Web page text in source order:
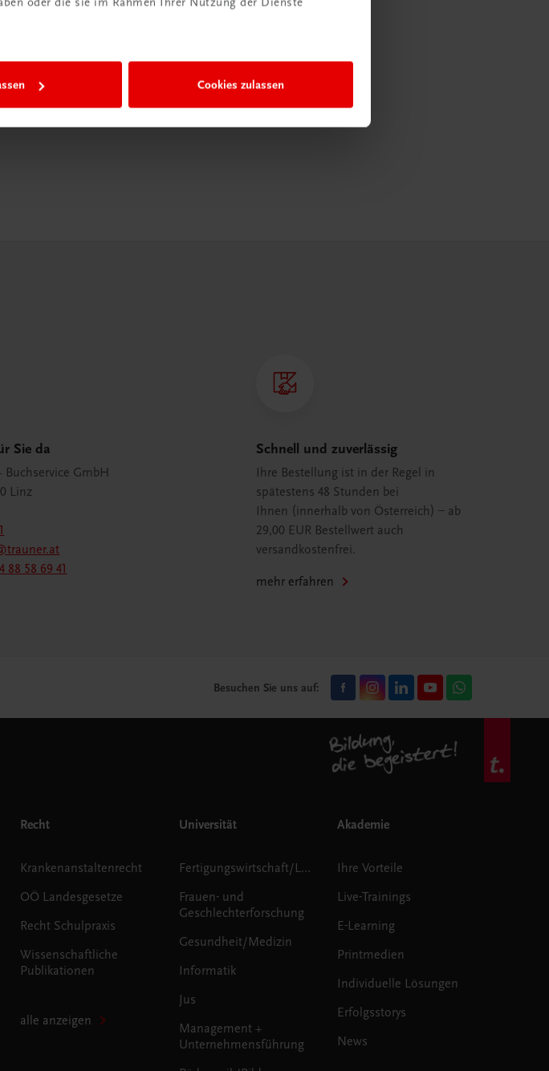
Cookies zulassen
Sie da
Buchservice GmbH
Linz
88 58 69 41
Schnell und zuverlässig
Ihre Bestellung ist in der Regel in
spätestens 48 Stunden bei
Ihnen (innerhalb von Österreich) – ab
29,00 EUR Bestellwert auch
versandkostenfrei.
mehr erfahren
Besuchen Sie uns auf:
Recht
Krankenanstaltenrecht
OÖ Landesgesetze
Recht Schulpraxis
Wissenschaftliche
Publikationen
alle anzeigen
Universität
Fertigungswirtschaft/Logistik
Frauen- und
Geschlechterforschung
Gesundheit/Medizin
Informatik
Jus
Management +
Unternehmensführung
Akademie
Ihre Vorteile
Live-Trainings
E-Learning
Printmedien
Individuelle Lösungen
Erfolgsstorys
News